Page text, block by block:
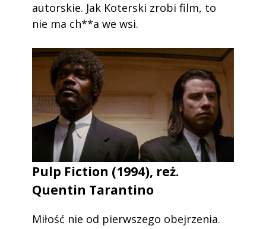
autorskie. Jak Koterski zrobi film, to
nie ma ch**a we wsi.
Pulp Fiction (1994), reż.
Quentin Tarantino
Miłość nie od pierwszego obejrzenia.